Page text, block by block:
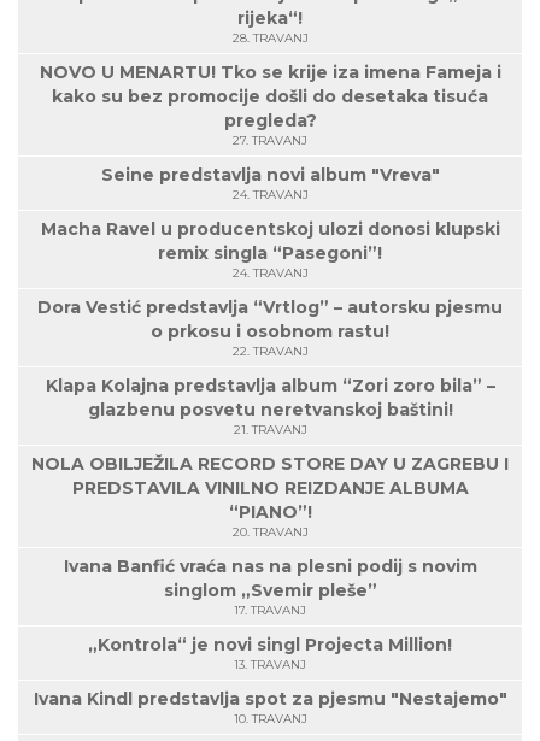
rijeka“!
28. TRAVANJ
NOVO U MENARTU! Tko se krije iza imena Fameja i
kako su bez promocije došli do desetaka tisuća
pregleda?
27. TRAVANJ
Seine predstavlja novi album "Vreva"
24. TRAVANJ
Macha Ravel u producentskoj ulozi donosi klupski
remix singla “Pasegoni”!
24. TRAVANJ
Dora Vestić predstavlja “Vrtlog” – autorsku pjesmu
o prkosu i osobnom rastu!
22. TRAVANJ
Klapa Kolajna predstavlja album “Zori zoro bila” –
glazbenu posvetu neretvanskoj baštini!
21. TRAVANJ
NOLA OBILJEŽILA RECORD STORE DAY U ZAGREBU I
PREDSTAVILA VINILNO REIZDANJE ALBUMA
“PIANO”!
20. TRAVANJ
Ivana Banfić vraća nas na plesni podij s novim
singlom „Svemir pleše”
17. TRAVANJ
„Kontrola“ je novi singl Projecta Million!
13. TRAVANJ
Ivana Kindl predstavlja spot za pjesmu "Nestajemo"
10. TRAVANJ